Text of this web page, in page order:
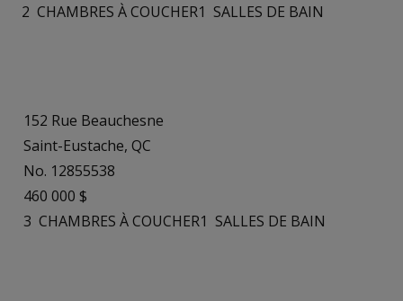
2 CHAMBRES À COUCHER1 SALLES DE BAIN
152 Rue Beauchesne
Saint-Eustache, QC
No. 12855538
460 000 $
3 CHAMBRES À COUCHER1 SALLES DE BAIN